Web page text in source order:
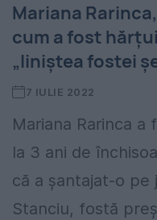
Mariana
cum a fost
„liniștea fostei
7 IULIE 2022
Mariana Rarinca a
la 3 ani de
că a șantajat-o pe
Stanciu, fostă